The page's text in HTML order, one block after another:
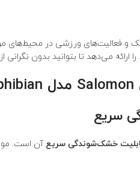
و فعالیت‌های ورزشی در محیط‌های
ارائه می‌دهد تا بتوانید بدون
خشک‌شوندگی سریع آن است.